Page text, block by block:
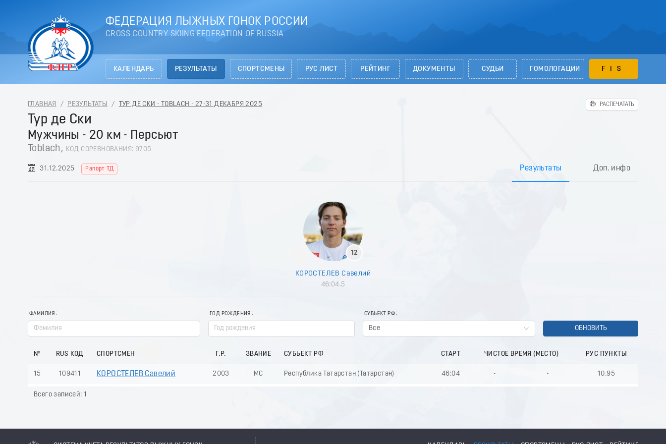
ФЕДЕРАЦИЯ ЛЫЖНЫХ ГОНОК РОССИИ
CROSS COUNTRY SKIING FEDERATION OF RUSSIA
КАЛЕНДАРЬ РЕЗУЛЬТАТЫ СПОРТСМЕНЫ РУС ЛИСТ РЕЙТИНГ ДОКУМЕНТЫ СУДЬИ ГОМОЛОГАЦИИ FIS
ГЛАВНАЯ / РЕЗУЛЬТАТЫ / ТУР ДЕ СКИ - TOBLACH - 27-31 ДЕКАБРЯ 2025 РАСПЕЧАТАТЬ
Тур де Ски
Мужчины - 20 км - Персьют
Toblach, КОД СОРЕВНОВАНИЯ: 9705
31.12.2025 Рапорт ТД Результаты Доп. инфо
12
КОРОСТЕЛЕВ Савелий
46:04.5
ФАМИЛИЯ ГОД РОЖДЕНИЯ СУБЬЕКТ РФ
Все ОБНОВИТЬ
№ RUS КОД СПОРТСМЕН Г.Р. ЗВАНИЕ СУБЬЕКТ РФ СТАРТ ЧИСТОЕ ВРЕМЯ (МЕСТО) РУС ПУНКТЫ
15 109411 КОРОСТЕЛЕВ Савелий 2003 МС Республика Татарстан (Татарстан) 46:04 - - 10.95
Всего записей: 1